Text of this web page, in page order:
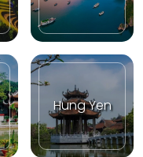
Hung Yen